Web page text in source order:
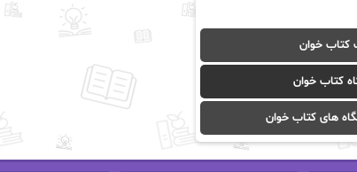
آیدا (Aixi)
آیسان صادقی
ا_اصغرزاده
از نیلوفر لاری
کتاب خوان
کتاب خوان
های کتاب خوان